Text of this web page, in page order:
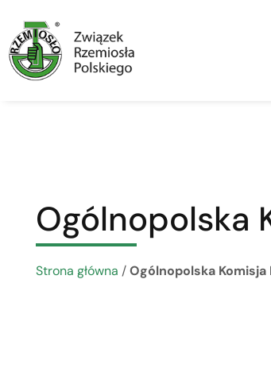
Ogólnopolska
Strona główna /Ogólnopolska Komisja